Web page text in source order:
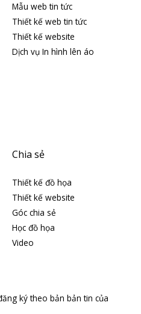
Mẫu web tin tức
Thiết kế web tin tức
Thiết kế website
Dịch vụ In hình lên áo
Chia sẻ
Thiết kế đồ họa
Thiết kế website
Góc chia sẻ
Học đồ họa
Video
ký theo bản bản tin của